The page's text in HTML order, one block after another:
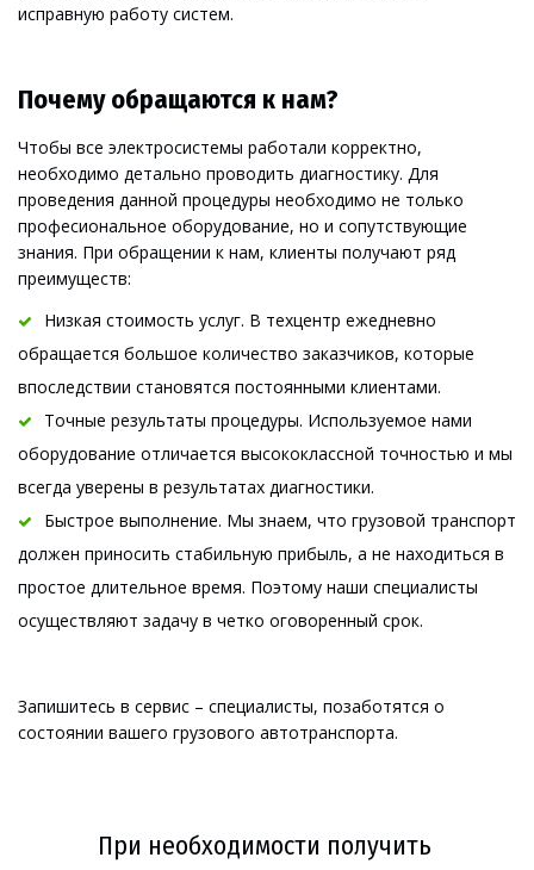
исправную работу систем.
Почему обращаются к нам?
Чтобы все электросистемы работали корректно,
необходимо детально проводить диагностику. Для
проведения данной процедуры необходимо не только
професиональное оборудование, но и сопутствующие
знания. При обращении к нам, клиенты получают ряд
преимуществ:
Низкая стоимость услуг. В техцентр ежедневно
обращается большое количество заказчиков, которые
впоследствии становятся постоянными клиентами.
Точные результаты процедуры. Используемое нами
оборудование отличается высококлассной точностью и мы
всегда уверены в результатах диагностики.
Быстрое выполнение. Мы знаем, что грузовой транспорт
должен приносить стабильную прибыль, а не находиться в
простое длительное время. Поэтому наши специалисты
осуществляют задачу в четко оговоренный срок.
Запишитесь в сервис – специалисты, позаботятся о
состоянии вашего грузового автотранспорта.
При необходимости получить